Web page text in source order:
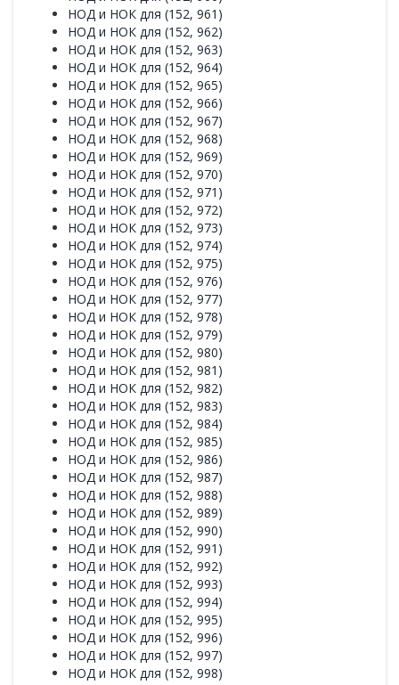
НОД и НОК для (152, 961)
НОД и НОК для (152, 962)
НОД и НОК для (152, 963)
НОД и НОК для (152, 964)
НОД и НОК для (152, 965)
НОД и НОК для (152, 966)
НОД и НОК для (152, 967)
НОД и НОК для (152, 968)
НОД и НОК для (152, 969)
НОД и НОК для (152, 970)
НОД и НОК для (152, 971)
НОД и НОК для (152, 972)
НОД и НОК для (152, 973)
НОД и НОК для (152, 974)
НОД и НОК для (152, 975)
НОД и НОК для (152, 976)
НОД и НОК для (152, 977)
НОД и НОК для (152, 978)
НОД и НОК для (152, 979)
НОД и НОК для (152, 980)
НОД и НОК для (152, 981)
НОД и НОК для (152, 982)
НОД и НОК для (152, 983)
НОД и НОК для (152, 984)
НОД и НОК для (152, 985)
НОД и НОК для (152, 986)
НОД и НОК для (152, 987)
НОД и НОК для (152, 988)
НОД и НОК для (152, 989)
НОД и НОК для (152, 990)
НОД и НОК для (152, 991)
НОД и НОК для (152, 992)
НОД и НОК для (152, 993)
НОД и НОК для (152, 994)
НОД и НОК для (152, 995)
НОД и НОК для (152, 996)
НОД и НОК для (152, 997)
НОД и НОК для (152, 998)